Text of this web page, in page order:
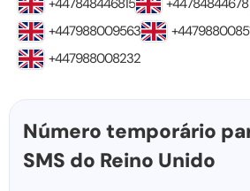
+447848446815
+447988009563
+447988008232
Número temporário
SMS do Reino Unido